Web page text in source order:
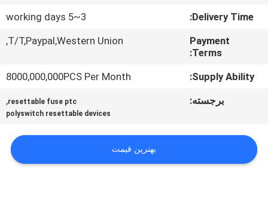
Delivery Time:
3~5 working days
Payment
Terms:
T/T,Paypal,Western Union,
Supply Ability:
8000,000,000PCS Per Month
برجسته:
resettable fuse ptc
,
polyswitch resettable devices
بهترین قیمت